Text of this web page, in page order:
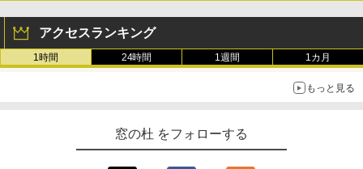
アクセスランキング
1時間 24時間 1週間 1カ月
もっと見る
窓の杜 をフォローする